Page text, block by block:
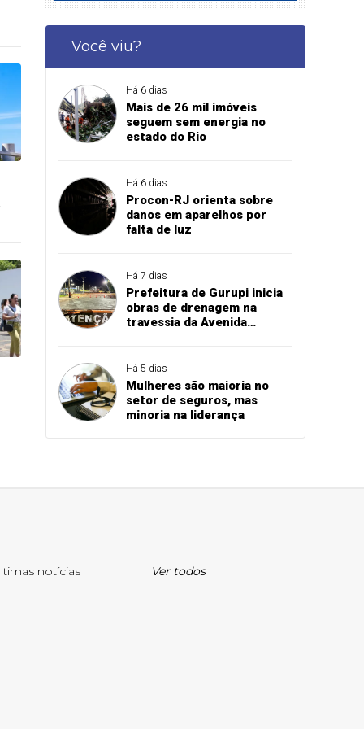
Você viu?
Há 6 dias
Mais de 26 mil imóveis
seguem sem energia no
estado do Rio
Há 6 dias
Procon-RJ orienta sobre
danos em aparelhos por
falta de luz
Há 7 dias
Prefeitura de Gurupi inicia
obras de drenagem na
travessia da Avenida
Há 5 dias
Mulheres são maioria no
setor de seguros, mas
minoria na liderança
notícias Ver todos